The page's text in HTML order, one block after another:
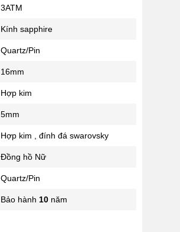
Số 28 Chùa Thông - Sơn Tây -
Vinhomes Ocean Park 1, Dương
3ATM
Kính sapphire
Quartz/Pin
16mm
Hợp kim
5mm
Hợp kim , đính đá swarovsky
Đồng hồ Nữ
Quartz/Pin
Bảo hành 10năm